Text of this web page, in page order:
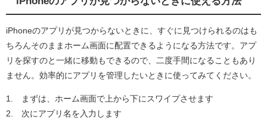
iPhoneのアプリが見つからないときに、すぐに見つけられるのはも
ちろんそのままホーム画面に配置できるようになる方法です。アプ
リを探すのと一緒に移動もできるので、二度手間になることもあり
ません。効率的にアプリを管理したいときに使ってみてください。
1. まずは、ホーム画面で上から下にスワイプさせます
2. 次にアプリ名を入力します